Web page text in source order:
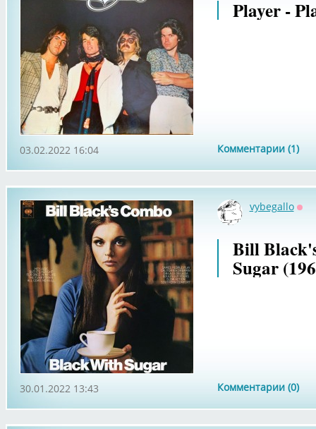
Player -
Комментарии (1)
03.02.2022 16:04
vybegallo
Bill
Sugar
Комментарии (0)
30.01.2022 13:43